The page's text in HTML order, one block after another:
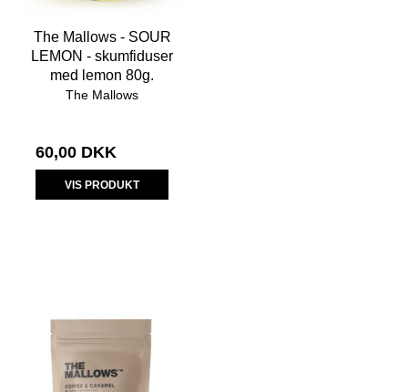
The Mallows - SOUR
LEMON - skumfiduser
med lemon 80g.
The Mallows
60,00 DKK
VIS PRODUKT